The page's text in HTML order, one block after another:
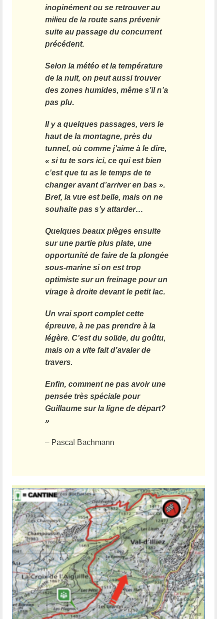
inopinément ou se retrouver au
milieu de la route sans prévenir
suite au passage du concurrent
précédent.
Selon la météo et la température
de la nuit, on peut aussi trouver
des zones humides, même s’il n’a
pas plu.
Il y a quelques passages, vers le
haut de la montagne, près du
tunnel, où comme j’aime à le dire,
« si tu te sors ici, ce qui est bien
c’est que tu as le temps de te
changer avant d’arriver en bas ».
Bref, la vue est belle, mais on ne
souhaite pas s’y attarder…
Quelques beaux pièges ensuite
sur une partie plus plate, une
opportunité de faire de la plongée
sous-marine si on est trop
optimiste sur un freinage pour un
virage à droite devant le petit lac.
Un vrai sport complet cette
épreuve, à ne pas prendre à la
légère. C’est du solide, du goûtu,
mais on a vite fait d’avaler de
travers.
Enfin, comment ne pas avoir une
pensée très spéciale pour
Guillaume sur la ligne de départ?
»
– Pascal Bachmann